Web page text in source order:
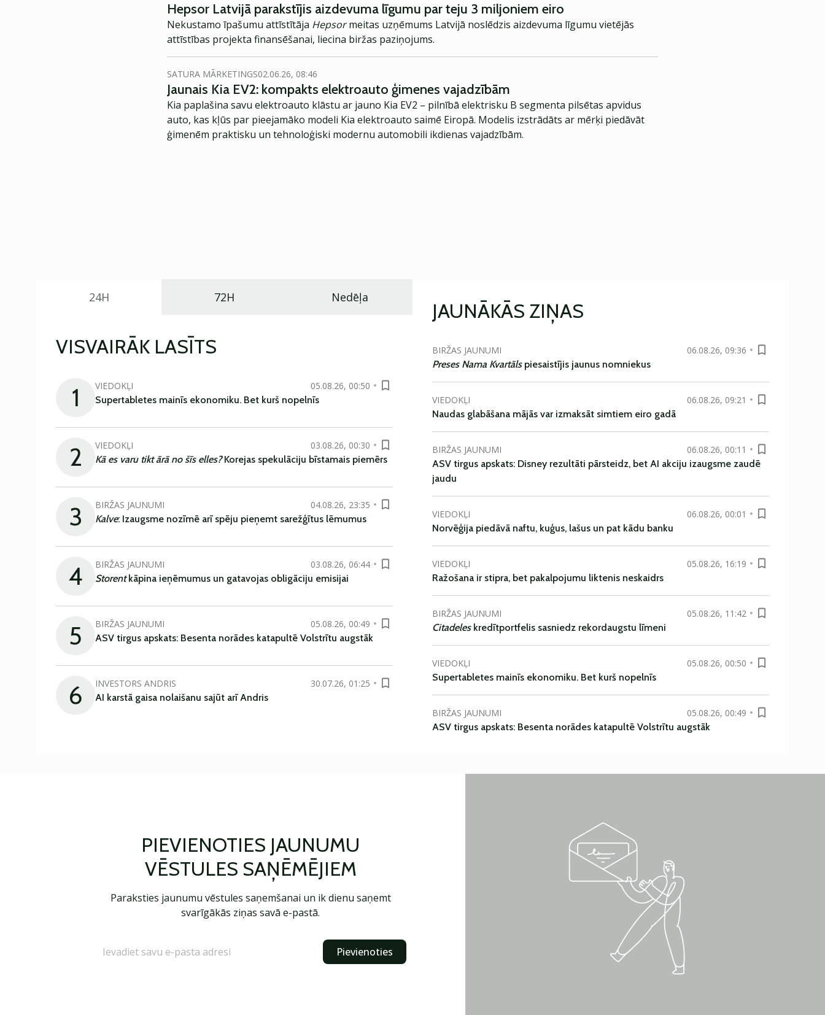
Hepsor Latvijā parakstījis aizdevuma līgumu par teju 3 miljoniem eiro
Nekustamo īpašumu attīstītāja Hepsormeitas uzņēmums Latvijā noslēdzis aizdevuma līgumu vietējās
attīstības projekta finansēšanai, liecina biržas paziņojums.
SATURA MĀRKETINGS02.06.26, 08:46
Jaunais Kia EV2: kompakts elektroauto ģimenes vajadzībām
Kia paplašina savu elektroauto klāstu ar jauno Kia EV2 – pilnībā elektrisku B segmenta pilsētas apvidus
auto, kas kļūs par pieejamāko modeli Kia elektroauto saimē Eiropā. Modelis izstrādāts ar mērķi piedāvāt
ģimenēm praktisku un tehnoloģiski modernu automobili ikdienas vajadzībām.
24H 72H Nedēļa
VISVAIRĀK LASĪTS
1 VIEDOKĻI
05.08.26, 00:50
Supertabletes mainīs ekonomiku. Bet kurš nopelnīs
2 VIEDOKĻI
03.08.26, 00:30
Kā es varu tikt ārā no šīs elles?Korejas spekulāciju bīstamais piemērs
3 BIRŽAS JAUNUMI
04.08.26, 23:35
Kalve: Izaugsme nozīmē arī spēju pieņemt sarežģītus lēmumus
4 BIRŽAS JAUNUMI
03.08.26, 06:44
Storentkāpina ieņēmumus un gatavojas obligāciju emisijai
5 BIRŽAS JAUNUMI
05.08.26, 00:49
ASV tirgus apskats: Besenta norādes katapultē Volstrītu augstāk
6 INVESTORS ANDRIS
30.07.26, 01:25
AI karstā gaisa nolaišanu sajūt arī Andris
JAUNĀKĀS ZIŅAS
BIRŽAS JAUNUMI
06.08.26, 09:36
Preses Nama Kvartāls piesaistījis jaunus nomniekus
VIEDOKĻI
06.08.26, 09:21
Naudas glabāšana mājās var izmaksāt simtiem eiro gadā
BIRŽAS JAUNUMI
06.08.26, 00:11
ASV tirgus apskats: Disney rezultāti pārsteidz, bet AI akciju izaugsme zaudē
jaudu
VIEDOKĻI
06.08.26, 00:01
Norvēģija piedāvā naftu, kuģus, lašus un pat kādu banku
VIEDOKĻI
05.08.26, 16:19
Ražošana ir stipra, bet pakalpojumu liktenis neskaidrs
BIRŽAS JAUNUMI
05.08.26, 11:42
Citadeleskredītportfelis sasniedz rekordaugstu līmeni
VIEDOKĻI
05.08.26, 00:50
Supertabletes mainīs ekonomiku. Bet kurš nopelnīs
BIRŽAS JAUNUMI
05.08.26, 00:49
ASV tirgus apskats: Besenta norādes katapultē Volstrītu augstāk
PIEVIENOTIES JAUNUMU
VĒSTULES SAŅĒMĒJIEM
Paraksties jaunumu vēstules saņemšanai un ik dienu saņemt
svarīgākās ziņas savā e-pastā.
Pievienoties